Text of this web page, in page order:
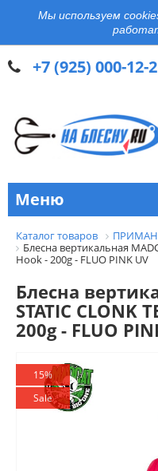
Мы используем
+7 (925) 000-12-
Меню
Каталог товаров
Блесна вертикальная
Hook - 200g - FLUO PINK UV
Блесна
STATIC CLONK
200g - FLUO
15%
Sale